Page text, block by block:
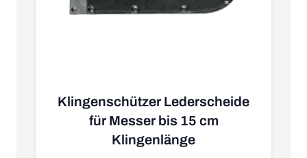
Klingenschützer Lederscheide
für Messer bis 15 cm
Klingenlänge